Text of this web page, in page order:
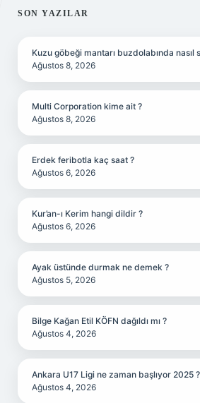
SIDEBAR
SON YAZILAR
Kuzu göbeği mantarı buzdolabında nasıl
Ağustos 8, 2026
Multi Corporation kime ait ?
Ağustos 8, 2026
Erdek feribotla kaç saat ?
Ağustos 6, 2026
Kur’an-ı Kerim hangi dildir ?
Ağustos 6, 2026
Ayak üstünde durmak ne demek ?
Ağustos 5, 2026
Bilge Kağan Etil KÖFN dağıldı mı ?
Ağustos 4, 2026
Ankara U17 Ligi ne zaman başlıyor 2025 ?
Ağustos 4, 2026